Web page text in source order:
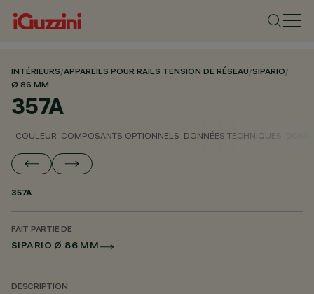
INTÉRIEURS/APPAREILS POUR RAILS TENSION DE RÉSEAU/SIPARIO/
Ø 86 MM
357A
COULEUR COMPOSANTS OPTIONNELS DONNÉES TECHNIQUES
357A
FAIT PARTIE DE
SIPARIO Ø 86 MM
DESCRIPTION